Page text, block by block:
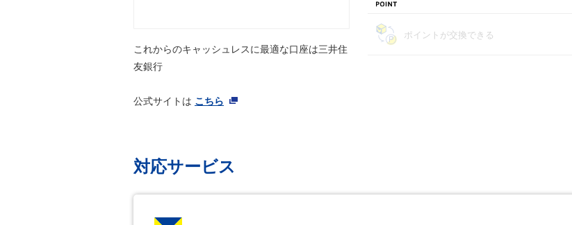
これからのキャッシュレスに最適な口座は三井住
友銀行
公式サイトは こちら
ポイントが交換できる
対応サービス